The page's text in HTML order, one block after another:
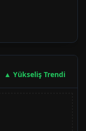
▲ Yükseliş Trendi